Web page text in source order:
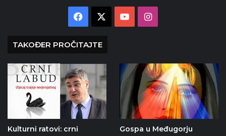
Facebook YouTubeInstagram
TAKOĐER PROČITAJTE
Kulturni ratovi: crni
Gospa u Međugorju